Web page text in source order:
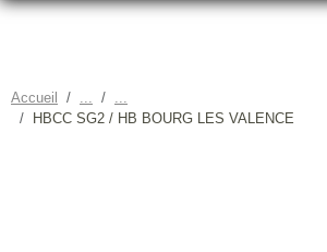
Accueil
HBCC SG2 / HB BOURG LES VALENCE